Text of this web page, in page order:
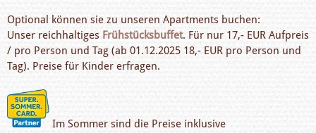
Optional können sie zu unseren Apartments buchen:
Unser reichhaltigesFrühstücksbuffet. Für nur 17,- EUR Aufpreis
/ pro Person und Tag (ab 01.12.2025 18,- EUR pro Person und
Tag). Preise für Kinder erfragen.
Im Sommer sind die Preise inklusive